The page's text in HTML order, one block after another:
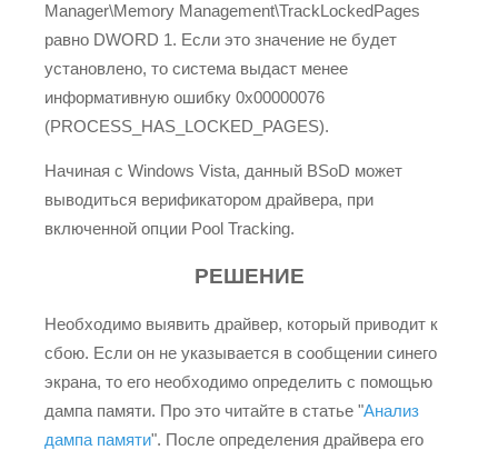
Manager\Memory Management\TrackLockedPages
равно DWORD 1. Если это значение не будет
установлено, то система выдаст менее
информативную ошибку 0x00000076
(PROCESS_HAS_LOCKED_PAGES).
Начиная с Windows Vista, данный BSoD может
выводиться верификатором драйвера, при
включенной опции Pool Tracking.
РЕШЕНИЕ
Необходимо выявить драйвер, который приводит к
сбою. Если он не указывается в сообщении синего
экрана, то его необходимо определить с помощью
дампа памяти. Про это читайте в статье "Анализ
дампа памяти". После определения драйвера его